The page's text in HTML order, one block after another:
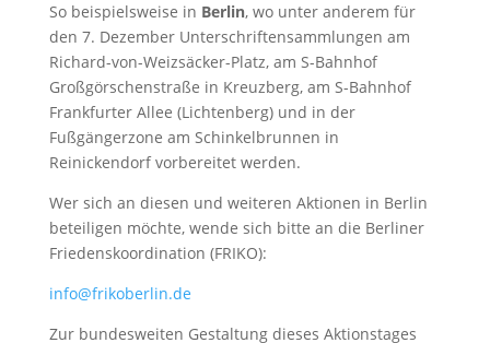
So beispielsweise in Berlin, wo unter anderem für
den 7. Dezember Unterschriftensammlungen am
Richard-von-Weizsäcker-Platz, am S-Bahnhof
Großgörschenstraße in Kreuzberg, am S-Bahnhof
Frankfurter Allee (Lichtenberg) und in der
Fußgängerzone am Schinkelbrunnen in
Reinickendorf vorbereitet werden.
Wer sich an diesen und weiteren Aktionen in Berlin
beteiligen möchte, wende sich bitte an die Berliner
Friedenskoordination (FRIKO):
info@frikoberlin.de
Zur bundesweiten Gestaltung dieses Aktionstages